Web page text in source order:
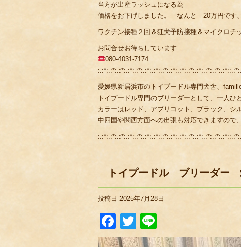
当方が出産ラッシュになる為
価格をお下げしました。 なんと 20万円です、
ワクチン接種２回＆狂犬予防接種＆マイクロチ
お問合せお待ちしています
080-4031-7174
愛媛県新居浜市のトイプードル専門犬舎、
トイプードル専門のブリーダーとして、一人
カラーはレッド、アプリコット、ブラック、シ
中四国や関西方面への出張も対応できますの
トイプードル ブリーダ
投稿日 2025年7月28日
Facebook
Twitter